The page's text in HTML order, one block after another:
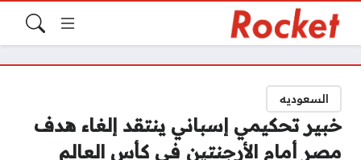
السعوديه
خبير تحكيمي إسباني ينتقد إلغاء هدف
مصر أمام الأرجنتين في كأس العالم